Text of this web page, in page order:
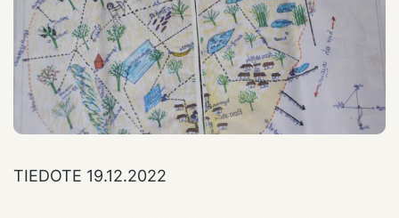
TIEDOTE 19.12.2022